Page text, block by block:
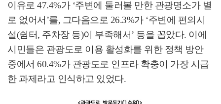
이유로 47.4%가 ‘주변에 둘러볼 만한 관광명소가 별
로 없어서’를, 그다음으로 26.3%가 ‘주변에 편의시
설(쉼터, 주차장 등)이 부족해서’ 등을 꼽았다. 이에
시민들은 관광도로 이용 활성화를 위한 정책 방안
중에서 60.4%가 관광도로 인프라 확충이 가장 시급
한 과제라고 인식하고 있었다.